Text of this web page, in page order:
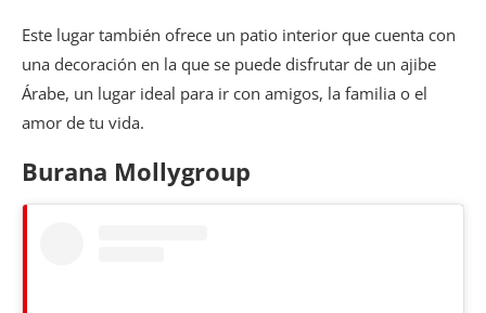
Este lugar también ofrece un patio interior que cuenta con
una decoración en la que se puede disfrutar de un ajibe
Árabe, un lugar ideal para ir con amigos, la familia o el
amor de tu vida.
Burana Mollygroup